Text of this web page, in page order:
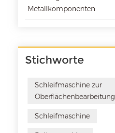
Metallkomponenten
Stichworte
Schleifmaschine zur
Oberflächenbearbeitung
Schleifmaschine